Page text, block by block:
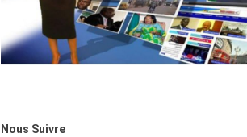
Nous Suivre